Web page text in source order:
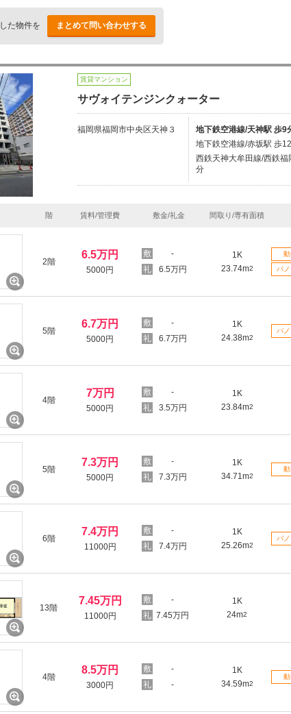
た物件を まとめて問い合わせする
賃貸マンション
サヴォイテンジンクォーター
福岡県福岡市中央区天神３
地下鉄空港線/天神駅 歩9
地下鉄空港線/赤坂駅 歩
西鉄天神大牟田線/西鉄
分
階 賃料/管理費 敷金/礼金 間取り/専有面積
2階
6.5万円
5000円
-
6.5万円
1K
23.74m2
パ
5階
6.7万円
5000円
-
6.7万円
1K
24.38m2
パ
4階
7万円
5000円
-
3.5万円
1K
23.84m2
5階
7.3万円
5000円
-
7.3万円
1K
34.71m2
6階
7.4万円
11000円
-
7.4万円
1K
25.26m2
パ
13階
7.45万円
11000円
-
7.45万円
1K
24m2
4階
8.5万円
3000円
-
-
1K
34.59m2